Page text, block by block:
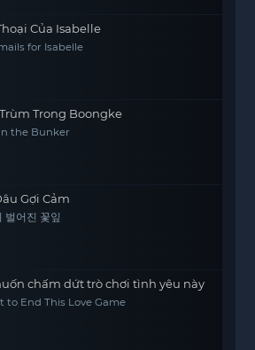
Của Isabelle
for Isabelle
Trong Boongke
the Bunker
Gợi Cảm
벌어진 꽃잎
chấm dứt trò chơi tình yêu này
to End This Love Game